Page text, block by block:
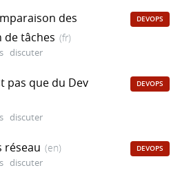
des
tâches (fr)
discuter
DEVOPS
pas que du Dev
discuter
DEVOPS
réseau (en)
discuter
DEVOPS